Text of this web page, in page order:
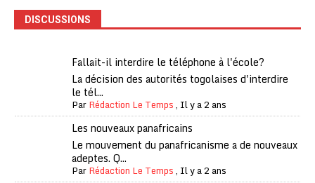
DISCUSSIONS
Fallait-il interdire le téléphone à l'école?
La décision des autorités togolaises d'interdire
le tél...
ParRédaction Le Temps, Il y a 2 ans
Les nouveaux panafricains
Le mouvement du panafricanisme a de nouveaux
adeptes. Q...
ParRédaction Le Temps, Il y a 2 ans